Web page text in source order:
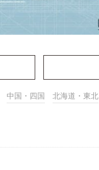
中国・四国 北海道・東北